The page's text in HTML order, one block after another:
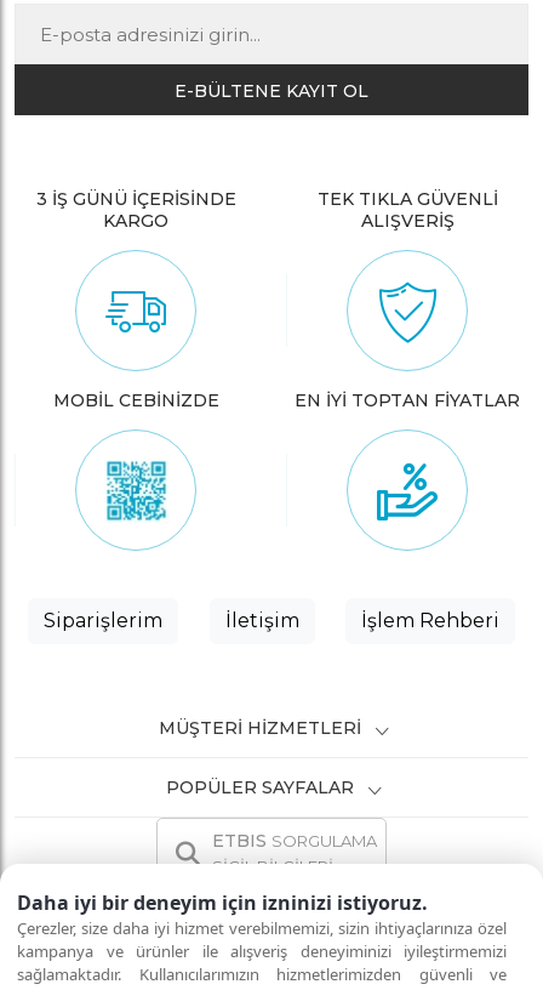
Daha iyi bir deneyim için izninizi istiyoruz.
Çerezler, size daha iyi hizmet verebilmemizi, sizin ihtiyaçlarınıza özel
kampanya ve ürünler ile alışveriş deneyiminizi iyileştirmemizi
sağlamaktadır. Kullanıcılarımızın hizmetlerimizden güvenli ve
E-BÜLTENE KAYIT OL
3 İŞ GÜNÜ İÇERİSİNDE
KARGO
TEK TIKLA GÜVENLİ
ALIŞVERİŞ
MOBİL CEBİNİZDE EN İYİ TOPTAN FİYATLAR
Siparişlerim İletişim İşlem Rehberi
MÜŞTERI HIZMETLERI
POPÜLER SAYFALAR
ETBIS SORGULAMA
SİCİL BİLGİLERİ
İNTERNETTE GÜVENLİ ALIŞVERİŞ